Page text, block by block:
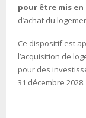
pour être mis
d’achat du
Ce dispositif est
l’acquisition de
pour des
31 décembre 2028.